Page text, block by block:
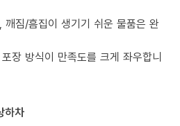
깨짐/흠집이 생기기 쉬운 물품은 완
장 방식이 만족도를 크게 좌우합니
하차